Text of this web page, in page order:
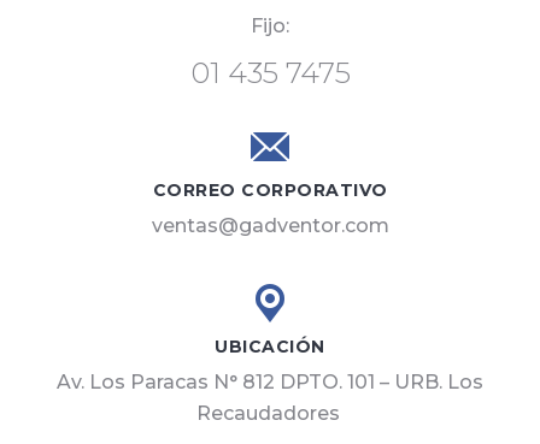
Fijo:
01 435 7475
CORREO CORPORATIVO
ventas@gadventor.com
UBICACIÓN
Av. Los Paracas N° 812 DPTO. 101 – URB. Los
Recaudadores